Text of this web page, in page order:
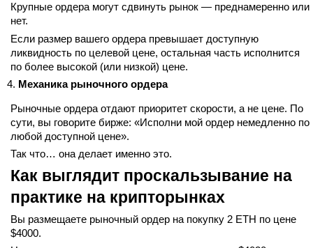
Крупные ордера могут сдвинуть рынок — преднамеренно или
нет.
Если размер вашего ордера превышает доступную
ликвидность по целевой цене, остальная часть исполнится
по более высокой (или низкой) цене.
Механика рыночного ордера
Рыночные ордера отдают приоритет скорости, а не цене. По
сути, вы говорите бирже: «Исполни мой ордер немедленно по
любой доступной цене».
Так что… она делает именно это.
Как выглядит проскальзывание на
практике на крипторынках
Вы размещаете рыночный ордер на покупку 2 ETH по цене
$4000.